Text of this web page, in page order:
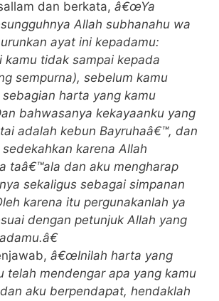
dan berkata, â€œYa
Allah subhanahu wa
ayat ini kepadamu:
kamu tidak sampai kepada
sempurna), sebelum kamu
harta yang kamu
bahwasanya kekayaanku yang
adalah kebun Bayruhaâ€™, dan
karena Allah
taâ€™ala dan aku mengharap
sekaligus sebagai simpanan
karena itu pergunakanlah ya
dengan petunjuk Allah yang
â€œInilah harta yang
telah mendengar apa yang kamu
aku berpendapat, hendaklah